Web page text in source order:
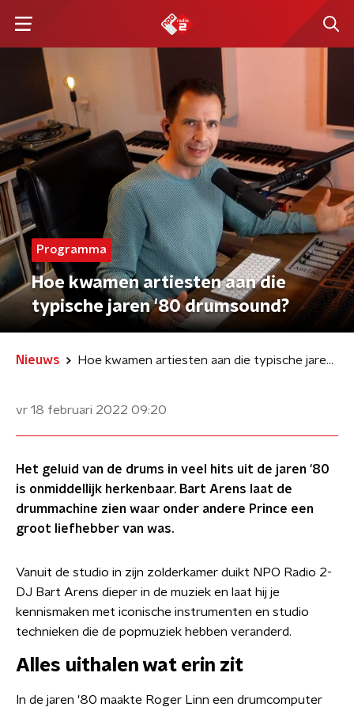
Programma
Hoe kwamen artiesten aan die
typische jaren '80 drumsound?
Nieuws Hoe kwamen artiesten aan die typische jaren '80 drumsound?
vr 18 februari 2022 09:20
Het geluid van de drums in veel hits uit de jaren '80
is onmiddellijk herkenbaar. Bart Arens laat de
drummachine zien waar onder andere Prince een
groot liefhebber van was.
Vanuit de studio in zijn zolderkamer duikt NPO Radio 2-
DJ Bart Arens dieper in de muziek en laat hij je
kennismaken met iconische instrumenten en studio
technieken die de popmuziek hebben veranderd.
Alles uithalen wat erin zit
In de jaren '80 maakte Roger Linn een drumcomputer